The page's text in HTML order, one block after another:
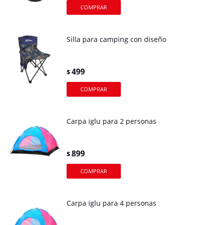
Silla para camping con diseño
$499
Carpa iglu para 2 personas
$899
Carpa iglu para 4 personas